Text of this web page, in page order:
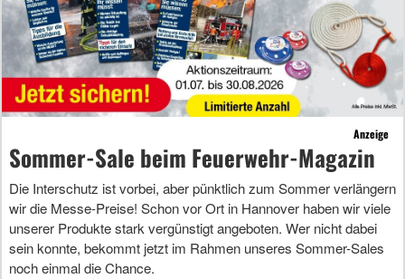
Anzeige
Sommer-Sale beim Feuerwehr-Magazin
Die Interschutz ist vorbei, aber pünktlich zum Sommer verlängern
wir die Messe-Preise! Schon vor Ort in Hannover haben wir viele
unserer Produkte stark vergünstigt angeboten. Wer nicht dabei
sein konnte, bekommt jetzt im Rahmen unseres Sommer-Sales
noch einmal die Chance.